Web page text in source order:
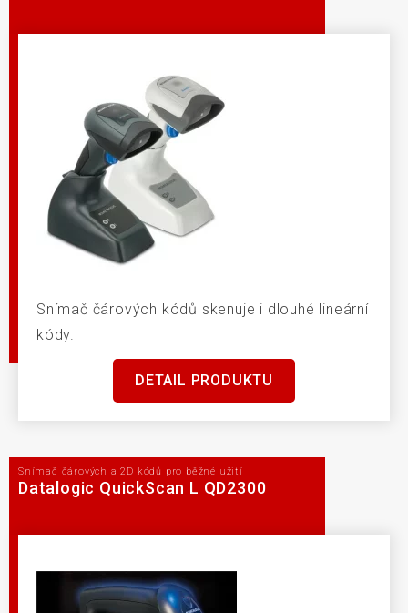
Snímač čárových kódů skenuje i dlouhé lineární
kódy.
DETAIL PRODUKTU
Snímač čárových a 2D kódů pro běžné užití
Datalogic QuickScan L QD2300